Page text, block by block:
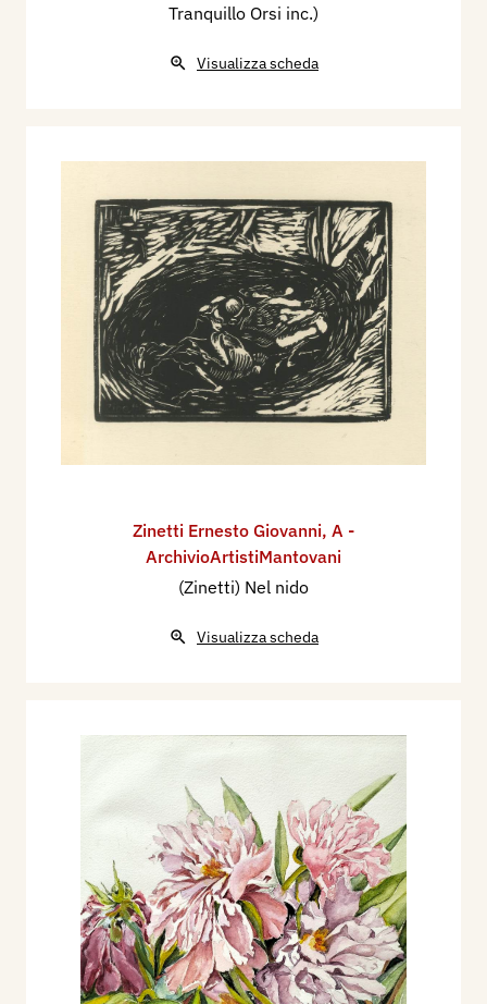
Tranquillo Orsi inc.)
Visualizza scheda
Zinetti Ernesto Giovanni, A -
ArchivioArtistiMantovani
(Zinetti) Nel nido
Visualizza scheda